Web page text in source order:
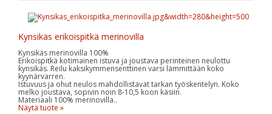
Kynsikäs erikoispitkä merinovilla
Kynsikäs merinovilla 100%
Erikoispitkä kotimainen istuva ja joustava perinteinen neulottu
kynsikäs. Reilu kaksikymmensenttinen varsi lämmittään koko
kyynärvarren.
Istuvuus ja ohut neulos mahdollistavat tarkan työskentelyn. Koko
melko joustava, sopivin noin 8-10,5 koon käsiin.
Materiaali 100% merinovilla..
Näytä tuote »